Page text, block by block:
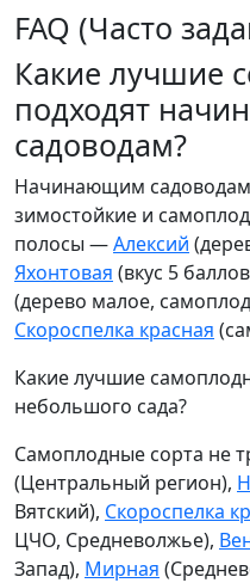
FAQ (Часто
Какие лучшие
подходят
садоводам?
Начинающим садоводам
зимостойкие и
полосы —Алексий
Яхонтовая (вкус 5
(дерево малое,
Скороспелка красная
Какие лучшие
небольшого сада?
Самоплодные сорта не
(Центральный регион),
Вятский), Скороспелка
ЦЧО, Средневолжье),
Запад), Мирная